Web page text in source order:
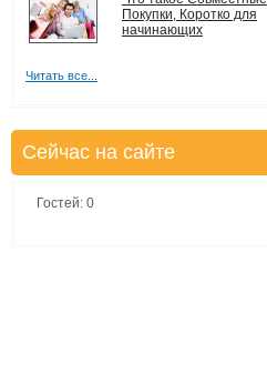
Покупки, Коротко для
начинающих
Читать все...
Сейчас на сайте
Гостей: 0